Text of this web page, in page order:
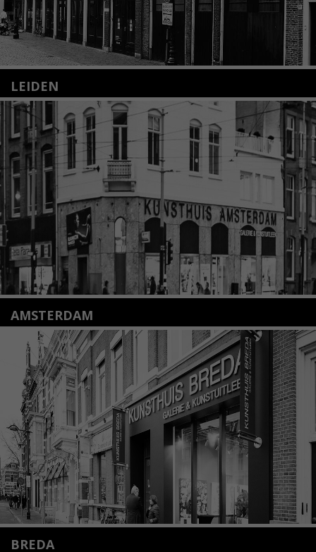
LEIDEN
Nieuwstraat 35
2312 KA Leiden
+31(0)71 – 52 84 480
info@kunsthuisleiden.nl
Lees meer
AMSTERDAM
Amstelveenseweg 135
1075 VX Amsterdam
+31 (0)20 2332546
info@kunsthuisamsterdam.nl
Lees meer
BREDA